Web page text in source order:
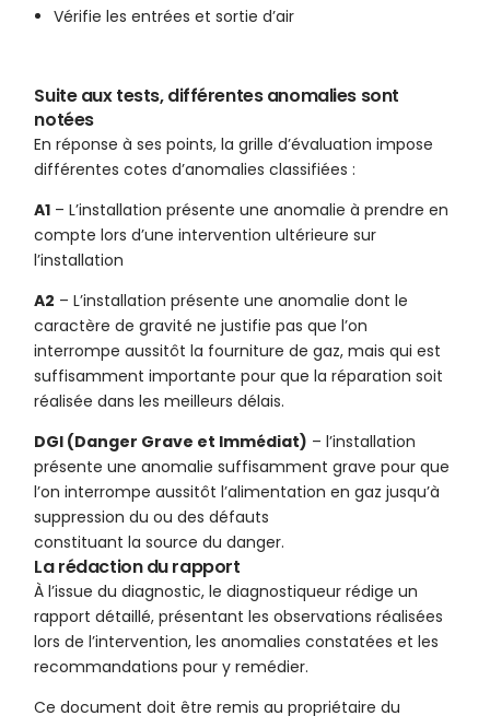
Vérifie les entrées et sortie d’air
Suite aux tests, différentes anomalies sont
notées
En réponse à ses points, la grille d’évaluation impose
différentes cotes d’anomalies classifiées :
A1 – L’installation présente une anomalie à prendre en
compte lors d’une intervention ultérieure sur
l’installation
A2 – L’installation présente une anomalie dont le
caractère de gravité ne justifie pas que l’on
interrompe aussitôt la fourniture de gaz, mais qui est
suffisamment importante pour que la réparation soit
réalisée dans les meilleurs délais.
DGI (Danger Grave et Immédiat) – l’installation
présente une anomalie suffisamment grave pour que
l’on interrompe aussitôt l’alimentation en gaz jusqu’à
suppression du ou des défauts
constituant la source du danger.
La rédaction du rapport
À l’issue du diagnostic, le diagnostiqueur rédige un
rapport détaillé, présentant les observations réalisées
lors de l’intervention, les anomalies constatées et les
recommandations pour y remédier.
Ce document doit être remis au propriétaire du